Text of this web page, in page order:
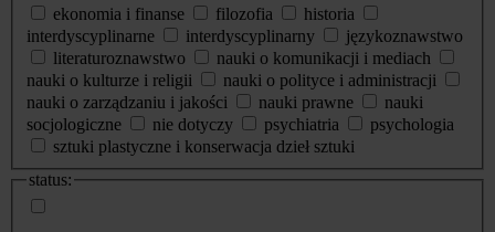
ekonomia i finanse
filozofia
historia
interdyscyplinarne
interdyscyplinarny
językoznawstwo
literaturoznawstwo
nauki o komunikacji i mediach
nauki o kulturze i religii
nauki o polityce i administracji
nauki o zarządzaniu i jakości
nauki prawne
nauki
socjologiczne
nie dotyczy psychiatria
psychologia
sztuki plastyczne i konserwacja dzieł sztuki
status: